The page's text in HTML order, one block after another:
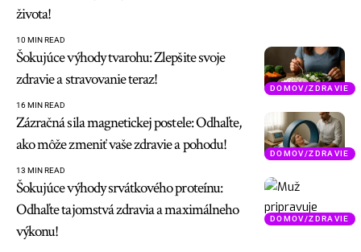
života!
10 MIN READ
DOMOV/ZDRAVIE
Šokujúce výhody tvarohu: Zlepšite svoje
zdravie a stravovanie teraz!
16 MIN READ
DOMOV/ZDRAVIE
Zázračná sila magnetickej postele: Odhaľte,
ako môže zmeniť vaše zdravie a pohodu!
13 MIN READ
DOMOV/ZDRAVIE
Šokujúce výhody srvátkového proteínu:
Odhaľte tajomstvá zdravia a maximálneho
výkonu!